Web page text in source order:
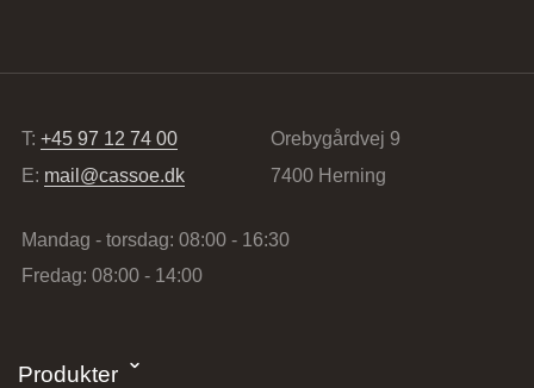
T:+45 97 12 74 00
E: mail@cassoe.dk
Orebygårdvej 9
7400 Herning
Mandag - torsdag: 08:00 - 16:30
Fredag: 08:00 - 14:00
Produkter